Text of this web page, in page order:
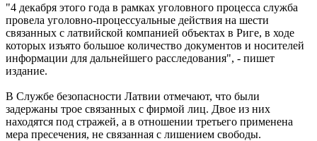
"4 декабря этого года в рамках уголовного процесса служба
провела уголовно-процессуальные действия на шести
связанных с латвийской компанией объектах в Риге, в ходе
которых изъято большое количество документов и носителей
информации для дальнейшего расследования", - пишет
издание.
В Службе безопасности Латвии отмечают, что были
задержаны трое связанных с фирмой лиц. Двое из них
находятся под стражей, а в отношении третьего применена
мера пресечения, не связанная с лишением свободы.